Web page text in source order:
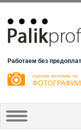
Работаем без
оценка поломки по
ФОТОГРАФИИ